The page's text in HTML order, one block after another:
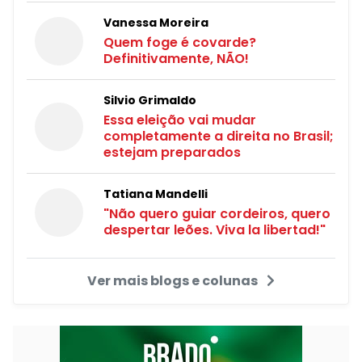
Vanessa Moreira
Quem foge é covarde?
Definitivamente, NÃO!
Silvio Grimaldo
Essa eleição vai mudar
completamente a direita no Brasil;
estejam preparados
Tatiana Mandelli
"Não quero guiar cordeiros, quero
despertar leões. Viva la libertad!"
Ver mais blogs e colunas